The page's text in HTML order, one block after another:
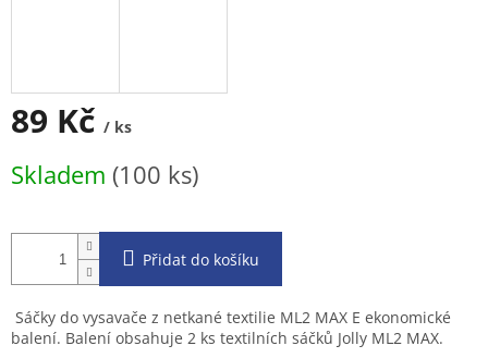
89 Kč / ks
cena:
Skladem (100 ks)
Přidat do košíku
Sáčky do vysavače z netkané textilie ML2 MAX E ekonomické
balení. Balení obsahuje 2 ks textilních sáčků Jolly ML2 MAX.